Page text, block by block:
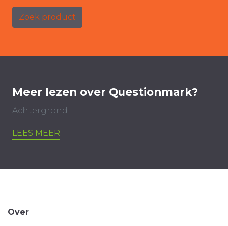
Zoek product
Meer lezen over Questionmark?
Achtergrond
LEES MEER
Over